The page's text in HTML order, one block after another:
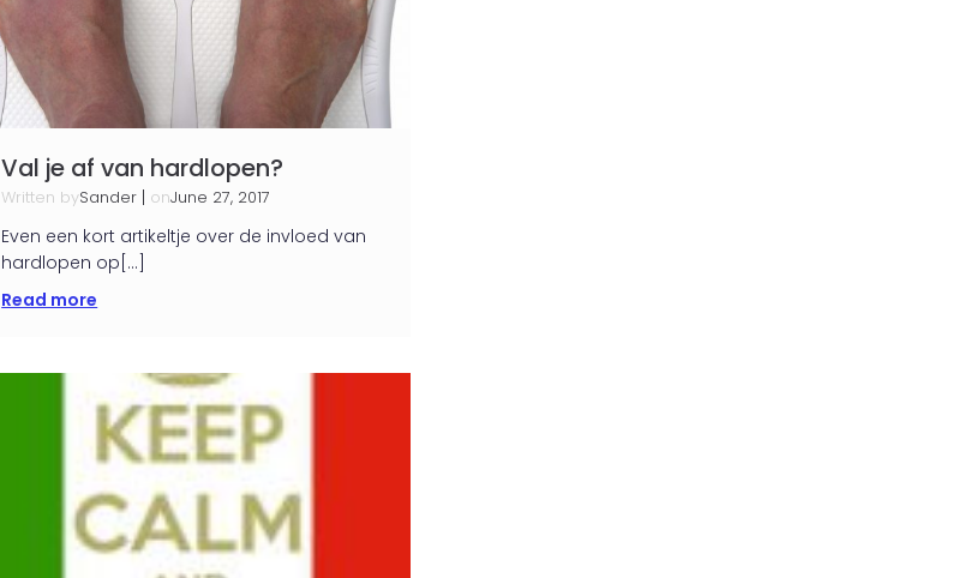
Val je af van hardlopen?
Written bySander | onJune 27, 2017
Even een kort artikeltje over de invloed van
hardlopen op[…]
Read more